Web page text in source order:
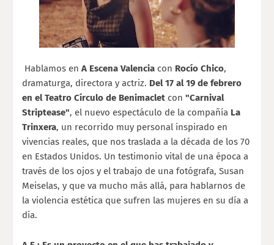
Hablamos en A Escena Valencia con Rocío Chico,
dramaturga, directora y actriz. Del 17 al 19 de febrero
en el Teatro Círculo de Benimaclet con "Carnival
Striptease", el nuevo espectáculo de la compañía La
Trinxera, un recorrido muy personal inspirado en
vivencias reales, que nos traslada a la década de los 70
en Estados Unidos. Un testimonio vital de una época a
través de los ojos y el trabajo de una fotógrafa, Susan
Meiselas, y que va mucho más allá, para hablarnos de
la violencia estética que sufren las mujeres en su día a
día.